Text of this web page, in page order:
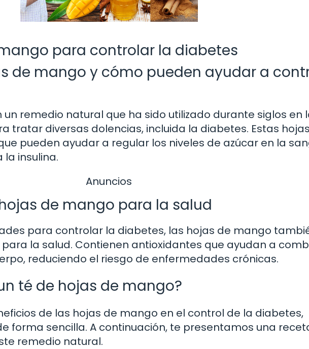
para controlar la diabetes
de mango y cómo pueden ayudar a
un remedio natural que ha sido utilizado durante siglos en
tratar diversas dolencias, incluida la diabetes. Estas hojas
pueden ayudar a regular los niveles de azúcar en la
insulina.
Anuncios
de mango para la salud
para controlar la diabetes, las hojas de mango
la salud. Contienen antioxidantes que ayudan a
reduciendo el riesgo de enfermedades crónicas.
té de hojas de mango?
de las hojas de mango en el control de la diabetes,
forma sencilla. A continuación, te presentamos una
remedio natural.